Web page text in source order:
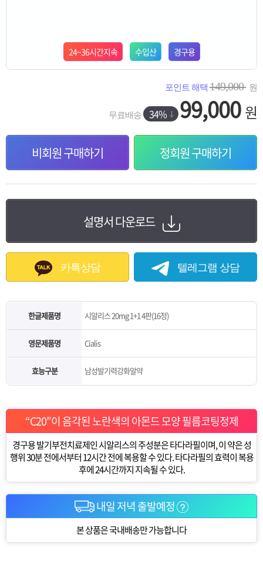
24~36시간지속 수입산 경구용
포인트 해택 149,000 원
무료배송 34% 99,000원
비회원 구매하기 정회원 구매하기
설명서 다운로드
카톡상담 텔레그램 상담
한글제품명 시알리스 20mg 1+1 4판(16정)
영문제품명 Cialis
효능구분 남성발기력강화알약
“C20”이 음각된 노란색의 아몬드 모양 필름코팅정제
경구용 발기부전치료제인 시알리스의 주성분은 타다라필이며, 이 약은 성
행위 30분 전에서부터 12시간 전에 복용할 수 있다. 타다라필의 효력이 복용
후에 24시간까지 지속될 수 있다.
내일 저녁 출발예정
본 상품은 국내배송만 가능합니다